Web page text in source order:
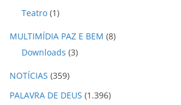
Teatro (1)
MULTIMÍDIA PAZ E BEM (8)
Downloads (3)
NOTÍCIAS (359)
PALAVRA DE DEUS (1.396)